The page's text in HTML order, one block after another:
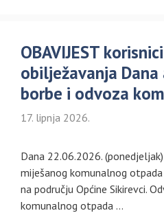
OBAVIJEST
obilježavanja
borbe i odvoza
17. lipnja 2026.
Dana 22.06.2026.
miješanog komunalnog
na području Općine Sikirevci.
komunalnog otpada …